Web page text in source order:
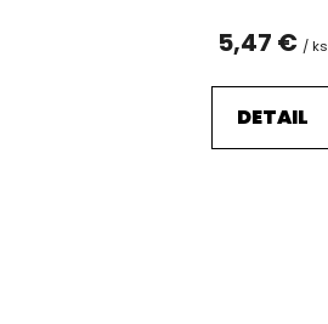
5,47 € / ks
DETAIL